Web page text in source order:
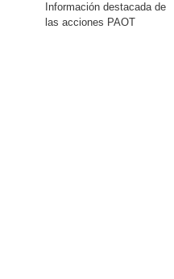
Información destacada de
las acciones PAOT